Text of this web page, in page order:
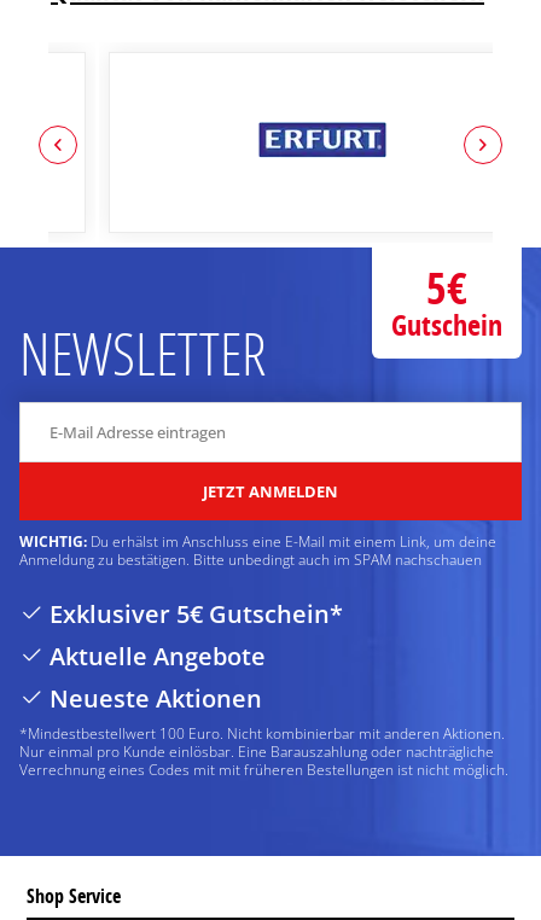
NEWSLETTER
JETZT ANMELDEN
WICHTIG: Du erhälst im Anschluss eine E-Mail mit einem Link, um deine
Anmeldung zu bestätigen. Bitte unbedingt auch im SPAM nachschauen
Exklusiver 5€ Gutschein*
Aktuelle Angebote
Neueste Aktionen
*Mindestbestellwert 100 Euro. Nicht kombinierbar mit anderen Aktionen.
Nur einmal pro Kunde einlösbar. Eine Barauszahlung oder nachträgliche
Verrechnung eines Codes mit mit früheren Bestellungen ist nicht möglich.
5€
Gutschein
Shop Service